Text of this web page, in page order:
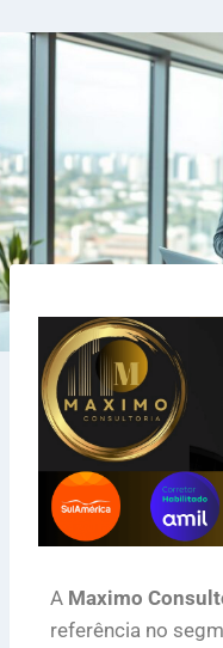
A Maximo
referência no